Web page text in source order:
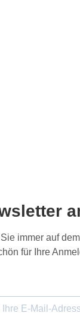
immer auf
für Ihre